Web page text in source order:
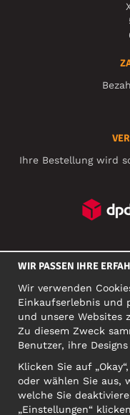
Ihre Bestellung wird
Narva
Org:
ACHTUNG!
WIR PASSEN IHRE
Wir verwenden
Einkaufserlebnis und
und unsere Websites
Zu diesem Zweck
Benutzer, ihre
Klicken Sie auf
oder wählen Sie aus,
welche Sie
„Einstellungen“